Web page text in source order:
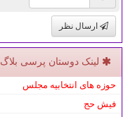
ارسال نظر
لینک دوستان پرسی بلاگ
حوزه های انتخابیه مجلس
فیش حج